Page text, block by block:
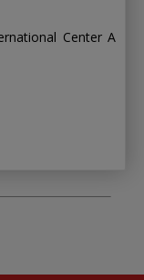
Center A